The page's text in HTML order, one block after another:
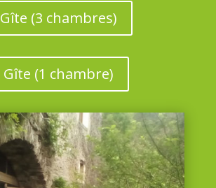
Gîte (3 chambres)
Gîte (1 chambre)